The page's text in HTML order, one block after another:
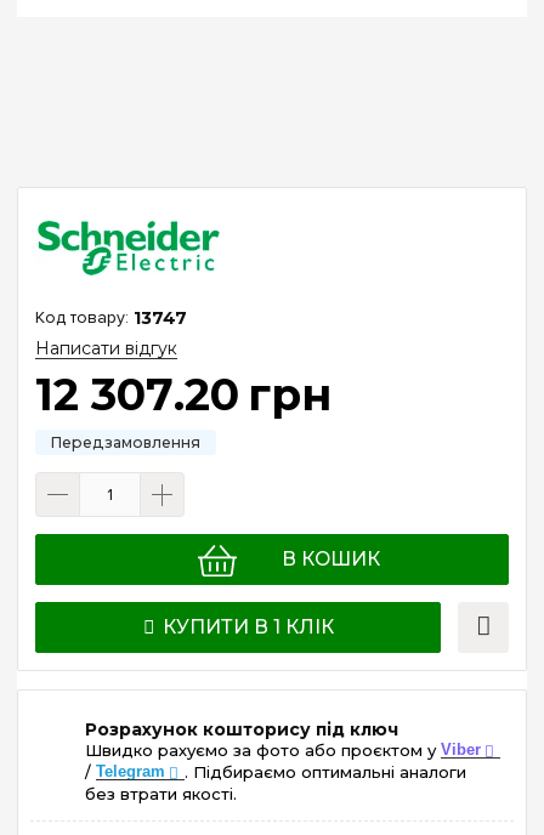
13747
Написати відгук
12 307.20 грн
В КОШИК
КУПИТИ В 1 КЛІК
Розрахунок кошторису під ключ
Швидко рахуємо за фото або проєктом у Viber
/ Telegram
. Підбираємо оптимальні аналоги
без втрати якості.